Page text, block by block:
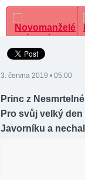
3. června 2019 • 05:00
Princ z
Pro svůj velký
Javorníku a